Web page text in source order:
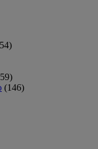
(146)